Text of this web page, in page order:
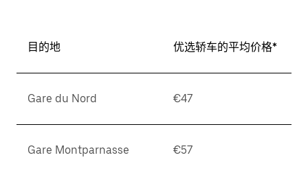
目的地 优选轿车的平均价格*
Gare du Nord €47
Gare Montparnasse €57